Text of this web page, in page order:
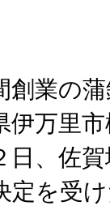
創業の
伊万里
日、佐
定を受